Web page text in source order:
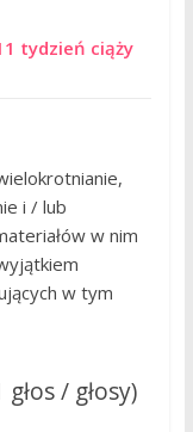
tydzień ciąży
i / lub
w nim
w tym
/ głosy)